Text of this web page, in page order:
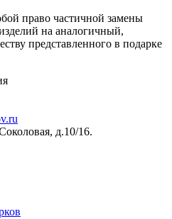
право частичной замены
на аналогичный,
представленного в подарке
д.10/16.